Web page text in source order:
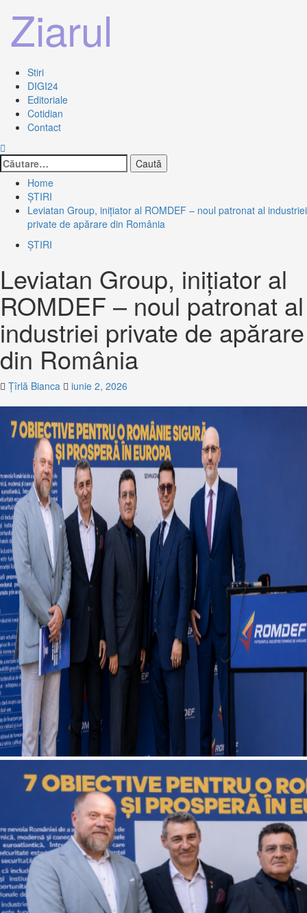
conținut
Ziarul
Primary
Menu
Stiri
DIGI24
Editoriale
Cotidian
Contact
Caută
după:
Home
ȘTIRI
Leviatan Group, inițiator al ROMDEF – noul patronat al industriei
private de apărare din România
ȘTIRI
Leviatan Group, inițiator al
ROMDEF – noul patronat al
industriei private de apărare
din România
Țîrlă Bianca iunie 2, 2026